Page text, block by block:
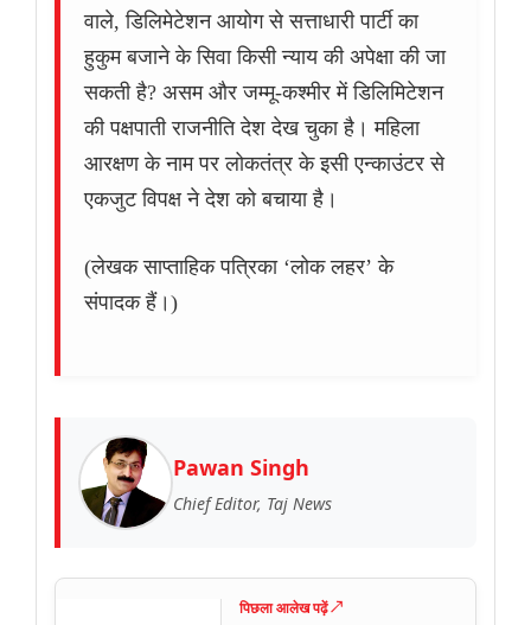
वाले, डिलिमेटेशन आयोग से सत्ताधारी पार्टी का
हुकुम बजाने के सिवा किसी न्याय की अपेक्षा की जा
सकती है? असम और जम्मू-कश्मीर में डिलिमिटेशन
की पक्षपाती राजनीति देश देख चुका है। महिला
आरक्षण के नाम पर लोकतंत्र के इसी एन्काउंटर से
एकजुट विपक्ष ने देश को बचाया है।
(लेखक साप्ताहिक पत्रिका ‘लोक लहर’ के
संपादक हैं।)
Pawan Singh
Chief Editor, Taj News
पिछला आलेख पढ़ें ↗